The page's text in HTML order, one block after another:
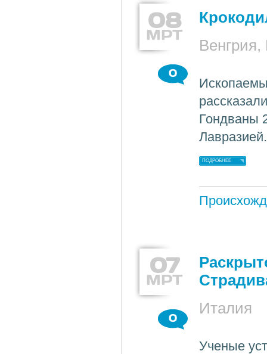
08
МРТ
0
Гондваны
ПОДРОБНЕЕ
07
МРТ
Италия
0
Ученые